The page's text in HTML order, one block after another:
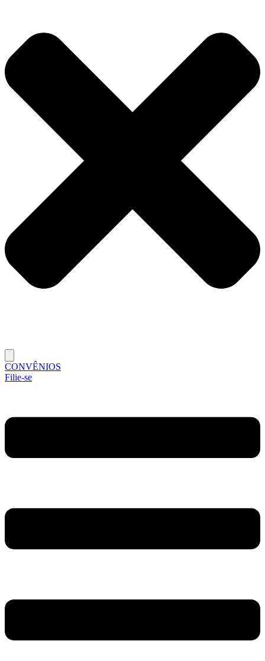
CONVÊNIOS
Filie-se